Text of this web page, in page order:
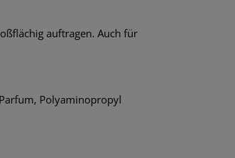
auftragen. Auch für
Polyaminopropyl